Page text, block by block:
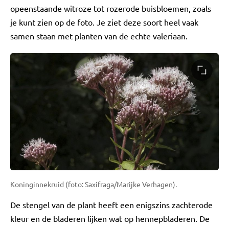
opeenstaande witroze tot rozerode buisbloemen, zoals
je kunt zien op de foto. Je ziet deze soort heel vaak
samen staan met planten van de echte valeriaan.
Koninginnekruid (foto: Saxifraga/Marijke Verhagen).
De stengel van de plant heeft een enigszins zachterode
kleur en de bladeren lijken wat op hennepbladeren. De